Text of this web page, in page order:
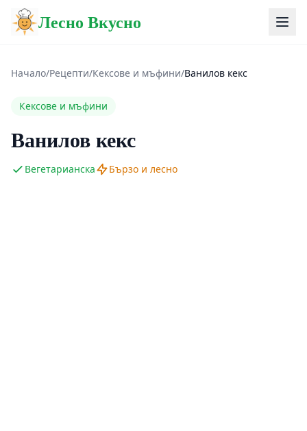
Лесно Вкусно
Начало/Рецепти/Кексове и мъфини/Ванилов кекс
Кексове и мъфини
Ванилов кекс
Вегетарианска Бързо и лесно